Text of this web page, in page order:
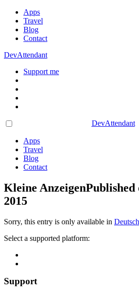
Apps
Travel
Blog
Contact
DevAttendant
Support me
DevAttendant
Apps
Travel
Blog
Contact
Kleine AnzeigenPublished
2015
Sorry, this entry is only available in Deutsch
Select a supported platform:
Support